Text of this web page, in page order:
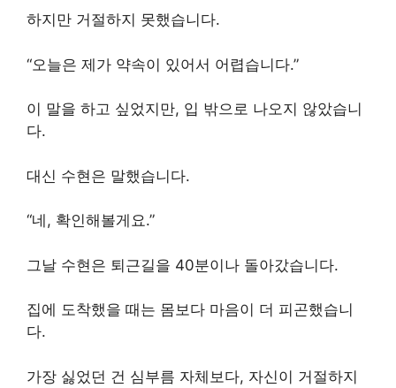
하지만 거절하지 못했습니다.
“오늘은 제가 약속이 있어서 어렵습니다.”
이 말을 하고 싶었지만, 입 밖으로 나오지 않았습니
다.
대신 수현은 말했습니다.
“네, 확인해볼게요.”
그날 수현은 퇴근길을 40분이나 돌아갔습니다.
집에 도착했을 때는 몸보다 마음이 더 피곤했습니
다.
가장 싫었던 건 심부름 자체보다, 자신이 거절하지